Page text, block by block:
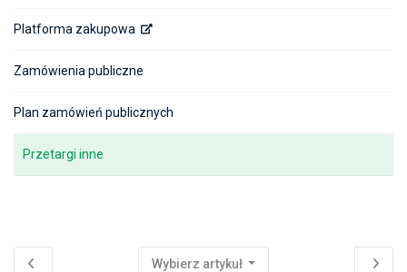
Platforma zakupowa
Zamówienia publiczne
Plan zamówień publicznych
Przetargi inne
Wybierz artykuł